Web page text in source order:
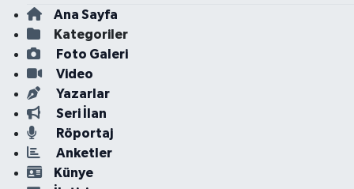
Ana Sayfa
Kategoriler
Foto Galeri
Video
Yazarlar
Seri İlan
Röportaj
Anketler
Künye